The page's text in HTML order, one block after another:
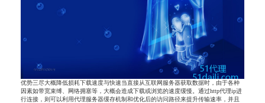
优势三尽大概降低损耗下载速度与快速当直接从互联网服务器获取数据时，由于各种
因素如带宽束缚、网络拥塞等，大概会造成下载或浏览的速度缓慢。通过http代理ip进
行连接，则可以利用代理服务器缓存机制和优化后的访问路径来提升传输速率，并且